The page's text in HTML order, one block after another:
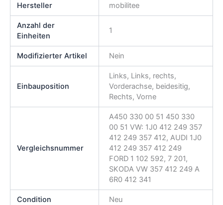
Hersteller mobilitee
Anzahl der
Einheiten
1
Modifizierter Artikel Nein
Einbauposition
Links, Links, rechts,
Vorderachse, beidesitig,
Rechts, Vorne
Vergleichsnummer
A450 330 00 51 450 330
00 51 VW: 1J0 412 249 357
412 249 357 412, AUDI 1J0
412 249 357 412 249
FORD 1 102 592, 7 201,
SKODA VW 357 412 249 A
6R0 412 341
Condition Neu